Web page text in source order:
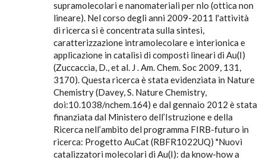
supramolecolari e nanomateriali per nlo (ottica non
lineare). Nel corso degli anni 2009-2011 l'attività
di ricerca si è concentrata sulla sintesi,
caratterizzazione intramolecolare e interionica e
applicazione in catalisi di composti lineari di Au(I)
(Zuccaccia, D., et al. J . Am. Chem. Soc 2009, 131,
3170). Questa ricerca è stata evidenziata in Nature
Chemistry (Davey, S. Nature Chemistry,
doi:10.1038/nchem.164) e dal gennaio 2012 è stata
finanziata dal Ministero dell’Istruzione e della
Ricerca nell’ambito del programma FIRB-futuro in
ricerca: Progetto AuCat (RBFR1022UQ) "Nuovi
catalizzatori molecolari di Au(I): da know-how a